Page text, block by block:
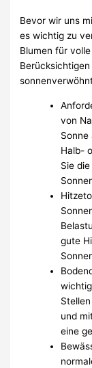
Bevor wir uns
es wichtig zu
Blumen für
von
Sonne
Halb-
Sie
gute
und
eine